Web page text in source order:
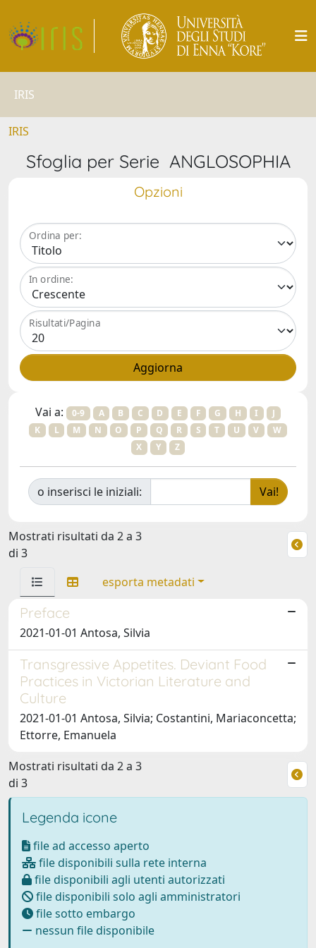
IRIS
IRIS
Sfoglia per Serie ANGLOSOPHIA
Opzioni
Ordina per:
In ordine:
Risultati/Pagina
Vai a: 0-9 A B C D E F G H I
J
K
L M N O P Q R S T U V
W
X
Y Z
o inserisci le iniziali:
Mostrati risultati da 2 a 3
di 3
esporta metadati
Preface
2021-01-01 Antosa, Silvia
Transgressive Appetites. Deviant Food
Practices in Victorian Literature and
Culture
2021-01-01 Antosa, Silvia; Costantini, Mariaconcetta;
Ettorre, Emanuela
Mostrati risultati da 2 a 3
di 3
Legenda icone
file ad accesso aperto
file disponibili sulla rete interna
file disponibili agli utenti autorizzati
file disponibili solo agli amministratori
file sotto embargo
nessun file disponibile